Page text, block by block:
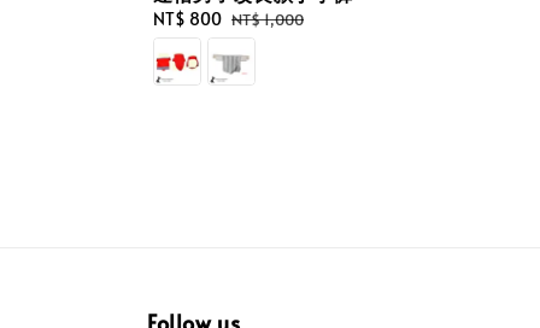
Sale
price
NT$ 800 Regular
price
NT$ 1,000